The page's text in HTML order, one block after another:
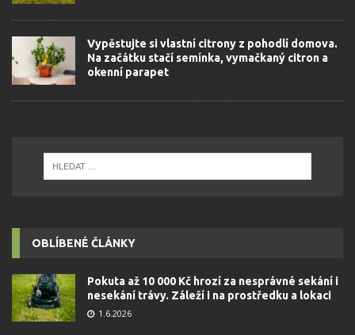
Vypěstujte si vlastní citrony z pohodlí domova.
Na začátku stačí semínka, vymačkaný citron a
okenní parapet
OBLÍBENÉ ČLÁNKY
Pokuta až 10 000 Kč hrozí za nesprávné sekání i
nesekání trávy. Záleží i na prostředku a lokaci
1.6.2026